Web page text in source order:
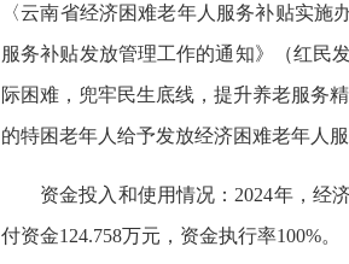
〈云南省经济困难老年人服务补贴实
服务补贴发放管理工作的通知》（红民
际困难，兜牢民生底线，提升养老服务
的特困老年人给予发放经济困难老年人
资金投入和使用情况：2024年，经
付资金124.758万元，资金执行率100%。